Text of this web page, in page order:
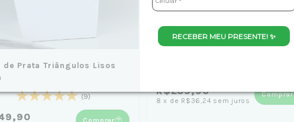
RECEBER MEU PRESENTE! ✨
de Prata Triângulos Lisos
(9)
Comprar
R$289,90
8 x de R$36,24 sem juros
Comprar